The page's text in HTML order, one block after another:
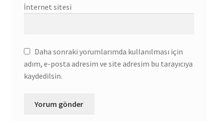
İnternet sitesi
Daha sonraki yorumlarımda kullanılması için
adım, e-posta adresim ve site adresim bu tarayıcıya
kaydedilsin.